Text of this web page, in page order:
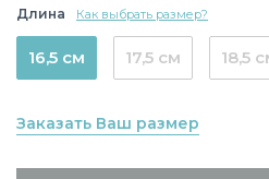
Длина Как выбрать размер?
16,5 см 17,5 см 18,5
Заказать Ваш размер